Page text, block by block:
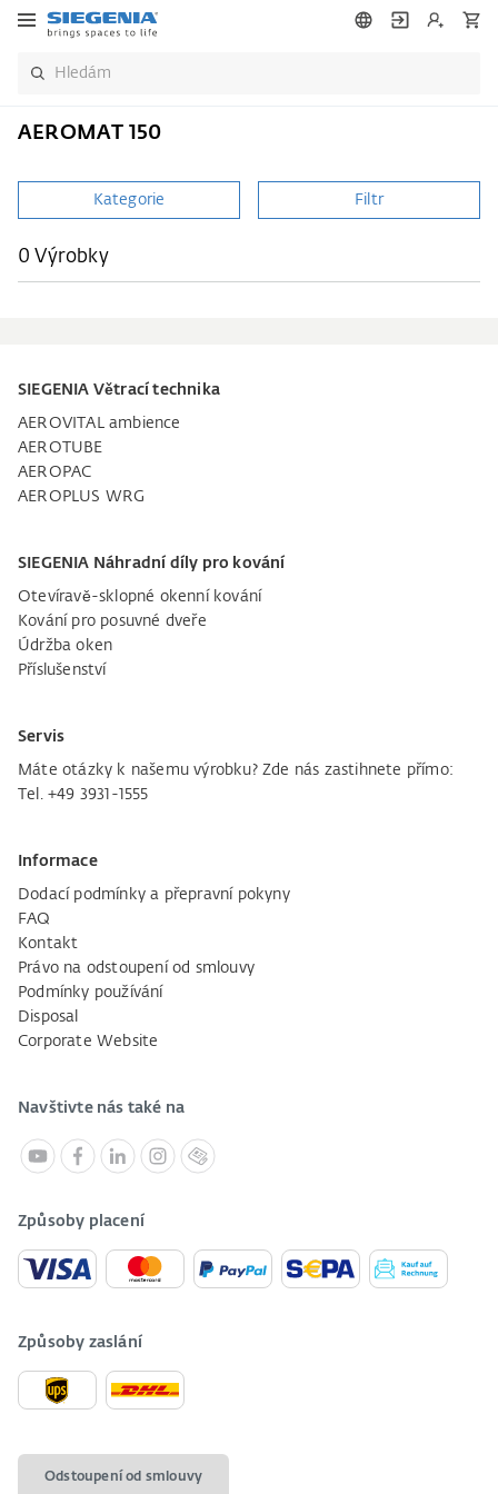
AEROMAT 150
Kategorie Filtr
0 Výrobky
SIEGENIA Větrací technika
AEROVITAL ambience
AEROTUBE
AEROPAC
AEROPLUS WRG
SIEGENIA Náhradní díly pro kování
Otevíravě-sklopné okenní kování
Kování pro posuvné dveře
Údržba oken
Příslušenství
Servis
Máte otázky k našemu výrobku? Zde nás zastihnete přímo:
Tel. +49 3931-1555
Informace
Dodací podmínky a přepravní pokyny
FAQ
Kontakt
Právo na odstoupení od smlouvy
Podmínky používání
Disposal
Corporate Website
Navštivte nás také na
Způsoby placení
Způsoby zaslání
Odstoupení od smlouvy